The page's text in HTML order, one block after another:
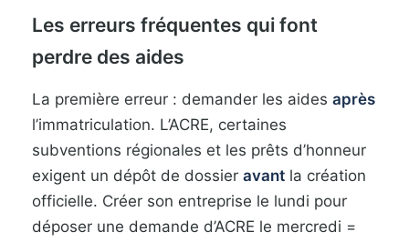
Les erreurs fréquentes qui font
perdre des aides
La première erreur : demander les aides après
l’immatriculation. L’ACRE, certaines
subventions régionales et les prêts d’honneur
exigent un dépôt de dossier avant la création
officielle. Créer son entreprise le lundi pour
déposer une demande d’ACRE le mercredi =